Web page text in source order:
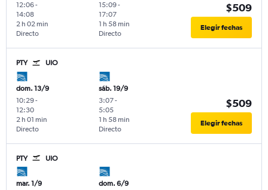
12:06-
14:08
Directo
2 h 02 min
15:09-
17:07
Directo
1 h 58 min
$509
Elegir fechas
PTY UIO
dom. 13/9
10:29-
12:30
Directo
2 h 01 min
sáb. 19/9
3:07-
5:05
Directo
1 h 58 min
$509
Elegir fechas
PTY UIO
mar. 1/9
dom. 6/9